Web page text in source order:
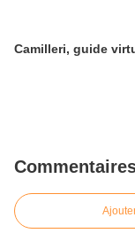
Camilleri, guide